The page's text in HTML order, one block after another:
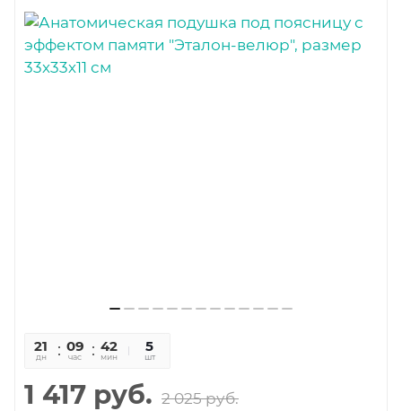
21
дн
09
час
42
мин
34
сек
5
шт
1 417 руб. 2 025руб.